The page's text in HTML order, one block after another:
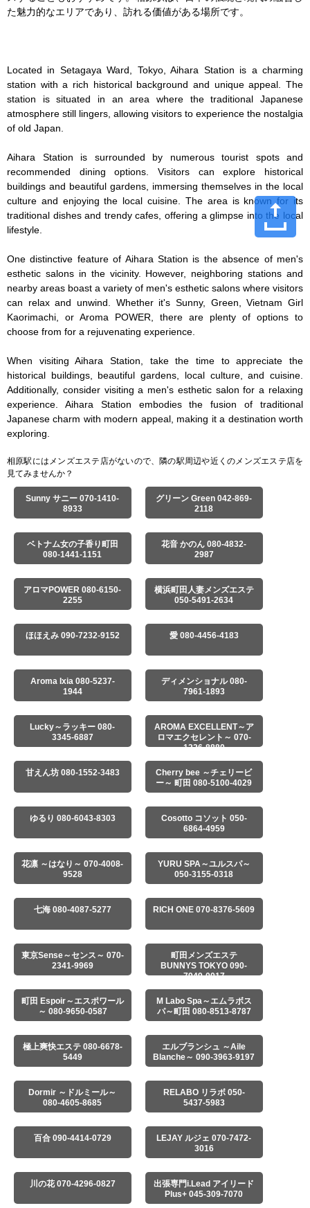
た魅力的なエリアであり、訪れる価値がある場所です。
Located in Setagaya Ward, Tokyo, Aihara Station is a charming
station with a rich historical background and unique appeal. The
station is situated in an area where the traditional Japanese
atmosphere still lingers, allowing visitors to experience the nostalgia
of old Japan.
Aihara Station is surrounded by numerous tourist spots and
recommended dining options. Visitors can explore historical
buildings and beautiful gardens, immersing themselves in the local
culture and enjoying the local cuisine. The area is known for its
traditional dishes and trendy cafes, offering a glimpse into the local
lifestyle.
One distinctive feature of Aihara Station is the absence of men's
esthetic salons in the vicinity. However, neighboring stations and
nearby areas boast a variety of men's esthetic salons where visitors
can relax and unwind. Whether it's Sunny, Green, Vietnam Girl
Kaorimachi, or Aroma POWER, there are plenty of options to
choose from for a rejuvenating experience.
When visiting Aihara Station, take the time to appreciate the
historical buildings, beautiful gardens, local culture, and cuisine.
Additionally, consider visiting a men's esthetic salon for a relaxing
experience. Aihara Station embodies the fusion of traditional
Japanese charm with modern appeal, making it a destination worth
exploring.
相原駅にはメンズエステ店がないので、隣の駅周辺や近くのメンズエステ店を
見てみませんか？
Sunny サニー 070-1410-
8933
グリーン Green 042-869-
2118
ベトナム女の子香り町田
080-1441-1151
花音 かのん 080-4832-
2987
アロマPOWER 080-6150-
2255
横浜町田人妻メンズエステ
050-5491-2634
ほほえみ 090-7232-9152 愛 080-4456-4183
Aroma Ixia 080-5237-
1944
ディメンショナル 080-
7961-1893
Lucky～ラッキー 080-
3345-6887
AROMA EXCELLENT～ア
ロマエクセレント～ 070-
1226-8880
甘えん坊 080-1552-3483
Cherry bee ～チェリービ
ー～ 町田 080-5100-4029
ゆるり 080-6043-8303
Cosotto コソット 050-
6864-4959
花凛 ～はなり～ 070-4008-
9528
YURU SPA～ユルスパ～
050-3155-0318
七海 080-4087-5277 RICH ONE 070-8376-5609
東京Sense～センス～ 070-
2341-9969
町田メンズエステ
BUNNYS TOKYO 090-
7949-0017
町田 Espoir～エスポワール
～ 080-9650-0587
M Labo Spa～エムラボス
パ～町田 080-8513-8787
極上爽快エステ 080-6678-
5449
エルブランシュ ～Aile
Blanche～ 090-3963-9197
Dormir ～ドルミール～
080-4605-8685
RELABO リラボ 050-
5437-5983
百合 090-4414-0729
LEJAY ルジェ 070-7472-
3016
川の花 070-4296-0827
出張専門i.Lead アイリード
Plus+ 045-309-7070